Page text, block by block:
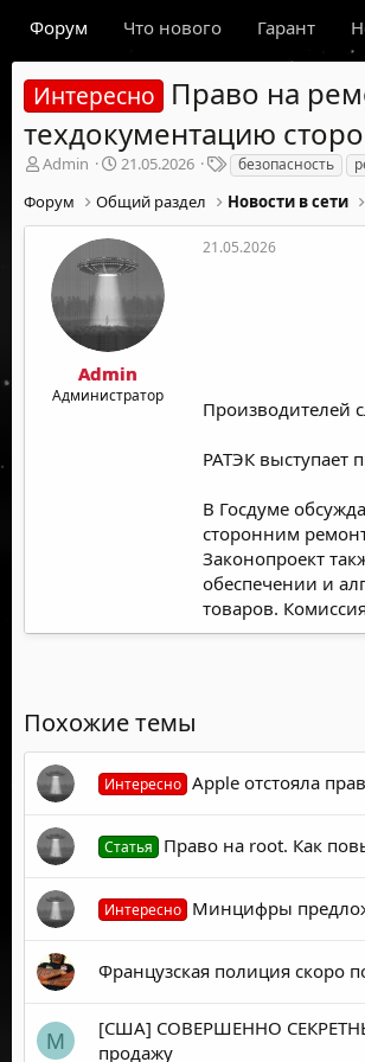
Форум Что нового Гарант
Интересно Право на
техдокументацию
А
т
о
м
Admin
Д
т
а
н
а
а
л
а
21.05.2026
Т
е
г
и
безопасность
Форум Общий раздел Новости в сети
Admin
Администратор
21.05.2026
Производителей
РАТЭК выступает
В Госдуме
сторонним
Законопроект
обеспечении и
товаров.
Похожие темы
Интересно Apple отстояла
Статья Право на root. Как
Интересно Минцифры
Французская полиция скоро
M
[США] СОВЕРШЕННО
продажу